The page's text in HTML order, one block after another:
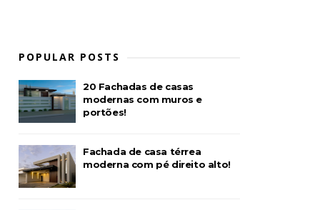
POPULAR POSTS
20 Fachadas de casas
modernas com muros e
portões!
Fachada de casa térrea
moderna com pé direito alto!